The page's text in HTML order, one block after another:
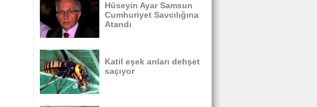
Hüseyin Ayar Samsun
Cumhuriyet Savcılığına
Atandı
Katil eşek arıları dehşet
saçıyor